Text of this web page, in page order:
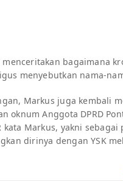
bagaimana
menyebutkan nama-
Markus juga kembali
oknum Anggota DPRD
kata Markus, yakni sebagai
dirinya dengan YSK